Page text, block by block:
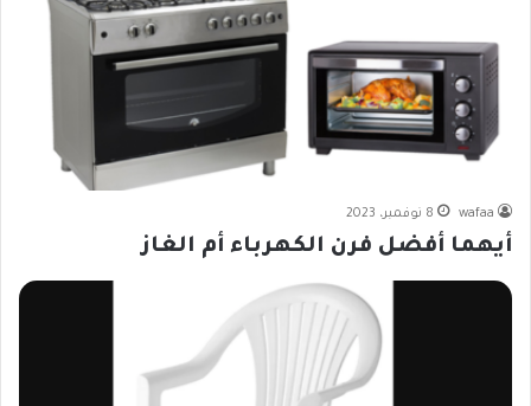
wafaa 8 نوفمبر، 2023
أيهما أفضل فرن الكهرباء أم الغاز